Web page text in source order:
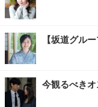
【坂道グル
今観るべきオ